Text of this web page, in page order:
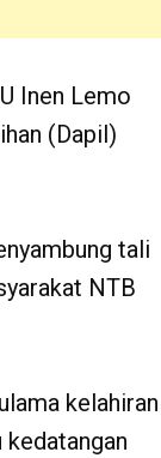
Inen Lemo
(Dapil)
tali
NTB
kelahiran